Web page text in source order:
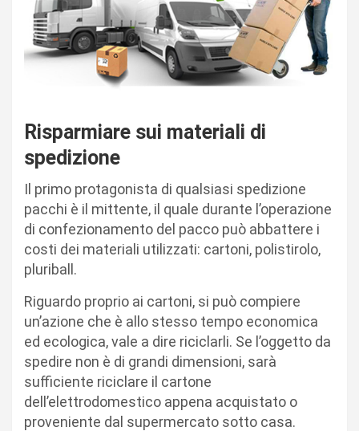
Risparmiare sui materiali di
spedizione
Il primo protagonista di qualsiasi spedizione
pacchi è il mittente, il quale durante l’operazione
di confezionamento del pacco può abbattere i
costi dei materiali utilizzati: cartoni, polistirolo,
pluriball.
Riguardo proprio ai cartoni, si può compiere
un’azione che è allo stesso tempo economica
ed ecologica, vale a dire riciclarli. Se l’oggetto da
spedire non è di grandi dimensioni, sarà
sufficiente riciclare il cartone
dell’elettrodomestico appena acquistato o
proveniente dal supermercato sotto casa.